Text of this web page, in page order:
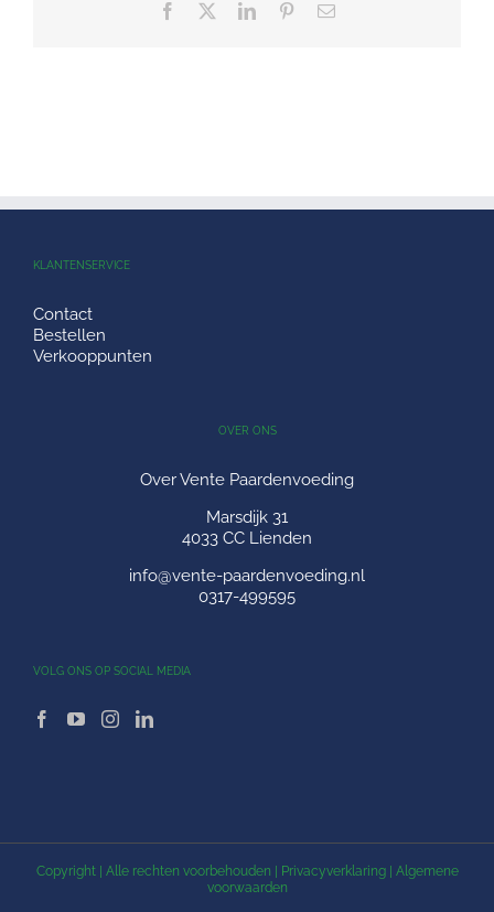
Facebook LinkedInPinterest
E-
KLANTENSERVICE
Contact
Bestellen
Verkooppunten
OVER ONS
Over Vente Paardenvoeding
Marsdijk 31
4033 CC Lienden
info@vente-paardenvoeding.nl
0317-499595
VOLG ONS OP SOCIAL MEDIA
Copyright | Alle rechten voorbehouden | Privacyverklaring| Algemene
voorwaarden